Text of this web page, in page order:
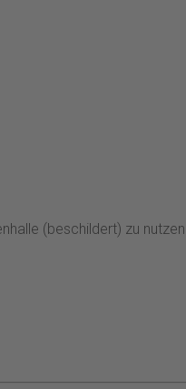
(beschildert) zu nutzen